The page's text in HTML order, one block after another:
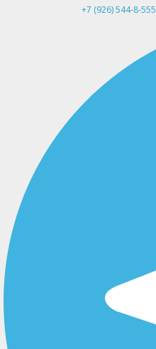
+7 (926) 544-8-555